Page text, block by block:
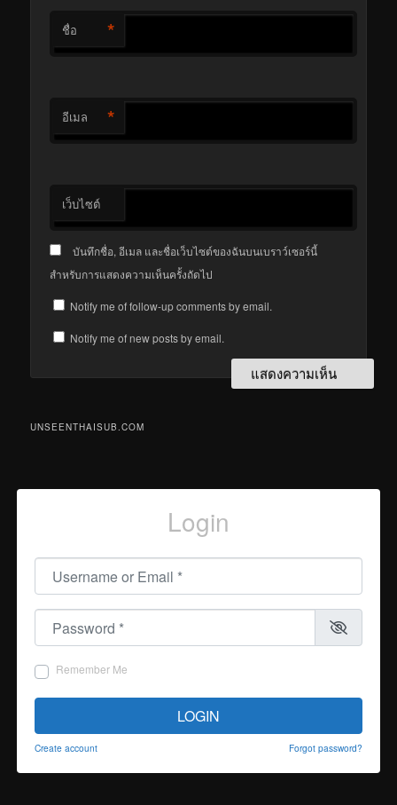
ชื่อ *
อีเมล *
เว็บไซต์
บันทึกชื่อ, อีเมล และชื่อเว็บไซต์ของฉันบนเบราว์เซอร์นี้
สำหรับการแสดงความเห็นครั้งถัดไป
Notify me of follow-up comments by email.
Notify me of new posts by email.
UNSEENTHAISUB.COM
Login
Username or Email
Password
Remember Me
LOGIN
Create account Forgot password?